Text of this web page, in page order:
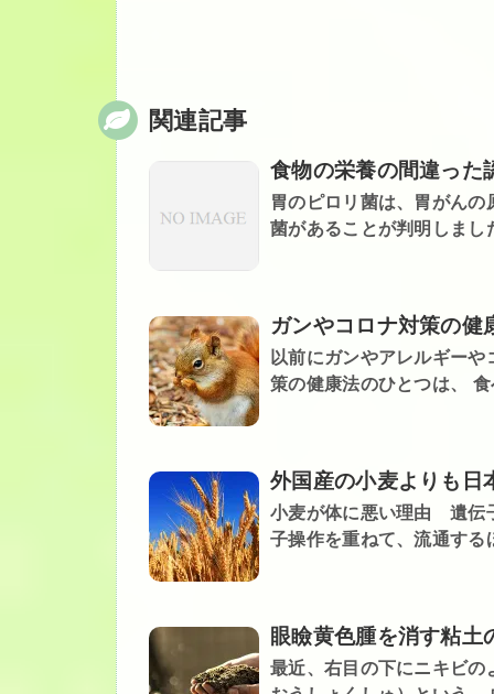
関連記事
食物の栄養の間違っ
胃のピロリ菌は、胃がん
菌があることが判明しまし
ガンやコロナ対策の
以前にガンやアレルギー
策の​健康法のひとつは、
外国産の小麦よりも日
小麦が体に悪い理由 遺伝
子操作を重ねて、流通する
眼瞼黄色腫を消す粘
最近、右目の下にニキビの